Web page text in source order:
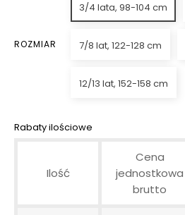
ROZMIAR
3/4 lata, 98-104 cm
7/8 lat, 122-128 cm
12/13 lat, 152-158 cm
Rabaty ilościowe
Ilość
Cena
jednostkowa
brutto